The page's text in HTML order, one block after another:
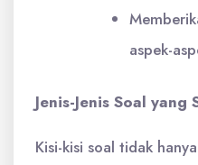
aspek-
Jenis-Jenis Soal yang
Kisi-kisi soal tidak